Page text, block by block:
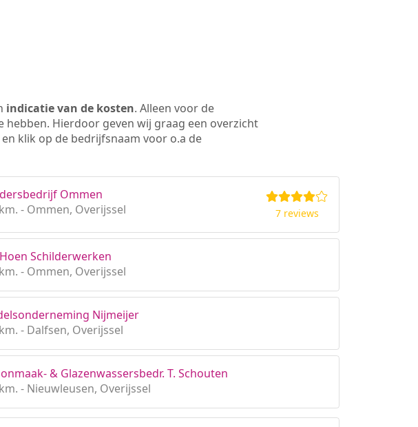
indicatie van de kosten. Alleen voor de
Hierdoor geven wij graag een overzicht
klik op de bedrijfsnaam voor o.a de
Ommen
- Ommen, Overijssel
7 reviews
Schilderwerken
- Ommen, Overijssel
Nijmeijer
- Dalfsen, Overijssel
& Glazenwassersbedr. T. Schouten
- Nieuwleusen, Overijssel